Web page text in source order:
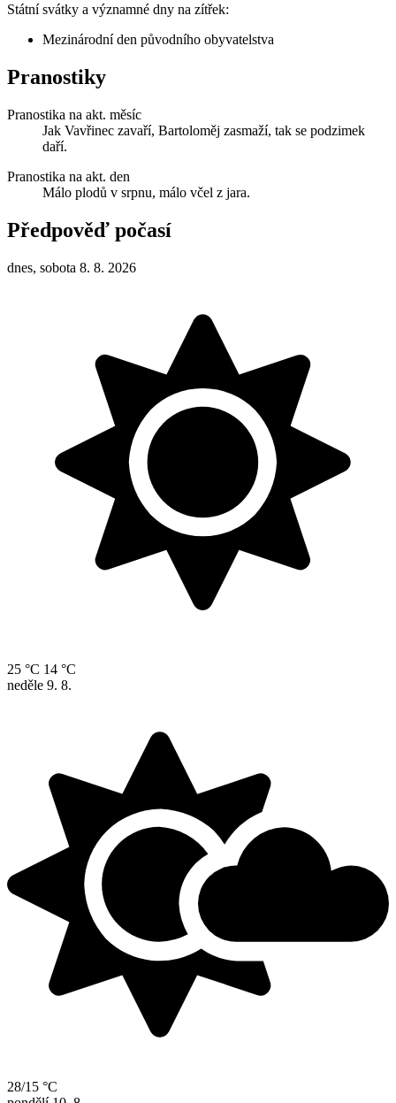
Státní svátky a významné dny na zítřek:
Mezinárodní den původního obyvatelstva
Pranostiky
Pranostika na akt. měsíc
Jak Vavřinec zavaří, Bartoloměj zasmaží, tak se podzimek
daří.
Pranostika na akt. den
Málo plodů v srpnu, málo včel z jara.
Předpověď počasí
dnes, sobota 8. 8. 2026
25 °C 14 °C
neděle 9. 8.
28/15 °C